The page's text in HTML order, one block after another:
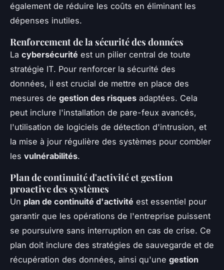
également de réduire les coûts en éliminant les
dépenses inutiles.
Renforcement de la sécurité des données
La cybersécurité est un pilier central de toute
stratégie IT. Pour renforcer la sécurité des
données, il est crucial de mettre en place des
mesures de gestion des risques adaptées. Cela
peut inclure l'installation de pare-feux avancés,
l'utilisation de logiciels de détection d'intrusion, et
la mise à jour régulière des systèmes pour combler
les vulnérabilités.
Plan de continuité d'activité et gestion
proactive des systèmes
Un plan de continuité d'activité est essentiel pour
garantir que les opérations de l'entreprise puissent
se poursuivre sans interruption en cas de crise. Ce
plan doit inclure des stratégies de sauvegarde et de
récupération des données, ainsi qu'une gestion